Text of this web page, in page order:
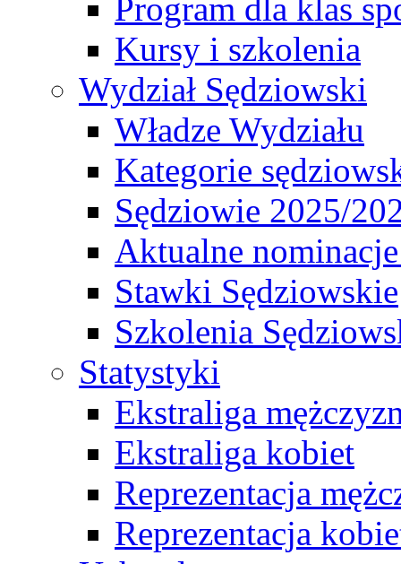
Program dla klas
Kursy i szkolenia
Wydział Sędziowski
Władze Wydziału
Kategorie
Sędziowie 2025/
Aktualne
Stawki Sędziowskie
Szkolenia
Statystyki
Ekstraliga
Ekstraliga kobiet
Reprezentacja
Reprezentacja